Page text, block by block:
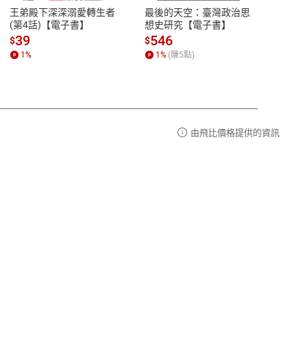
性
參
13:00-17:00 (國定假日及例假日休息)
客服電話：0080-1857077
王弟殿下深深溺愛轉生者
(第4話)【電子書】
$39
1%
最後的天空：臺灣政治思
想史研究【電子書】
$546
1% (賺5點)
由飛比價格提供的資訊